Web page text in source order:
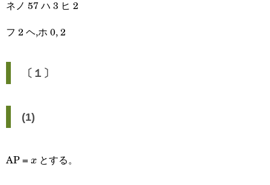
ネノ 57 ハ 3 ヒ 2
フ 2 ヘ,ホ 0, 2
〔１〕
(1)
AP = x
x とする。